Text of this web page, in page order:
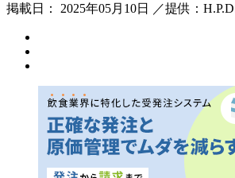
掲載日： 2025年05月10日 ／提供：